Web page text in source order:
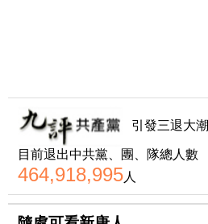
引發三退大潮
目前退出中共黨、團、隊總人數
464,918,995人